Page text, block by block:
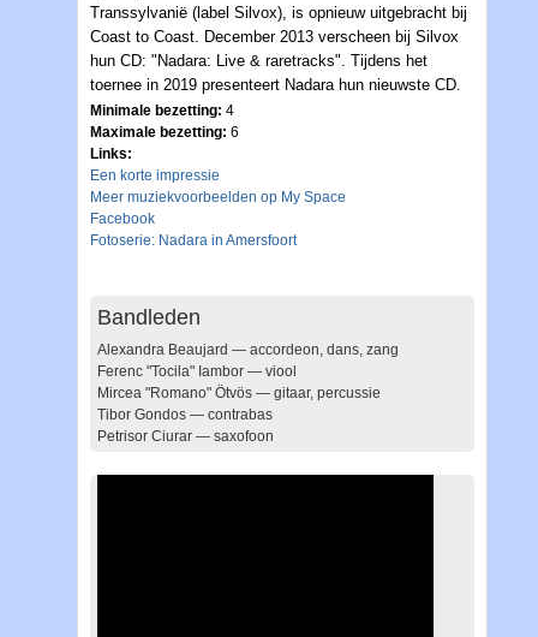
Transsylvanië (label Silvox), is opnieuw uitgebracht bij
Coast to Coast. December 2013 verscheen bij Silvox
hun CD: "Nadara: Live & raretracks". Tijdens het
toernee in 2019 presenteert Nadara hun nieuwste CD.
Minimale bezetting: 4
Maximale bezetting: 6
Links:
Een korte impressie
Meer muziekvoorbeelden op My Space
Facebook
Fotoserie: Nadara in Amersfoort
Bandleden
Alexandra Beaujard — accordeon, dans, zang
Ferenc "Tocila" Iambor — viool
Mircea "Romano" Ötvös — gitaar, percussie
Tibor Gondos — contrabas
Petrisor Ciurar — saxofoon